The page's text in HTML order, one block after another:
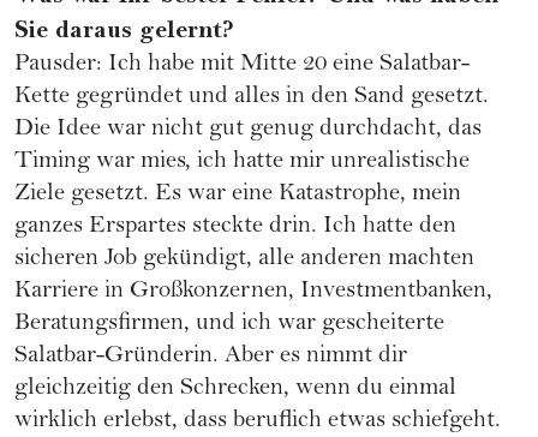
Sie daraus gelernt?
Pausder: Ich habe mit Mitte 20 eine Salatbar-
Kette gegründet und alles in den Sand gesetzt.
Die Idee war nicht gut genug durchdacht, das
Timing war mies, ich hatte mir unrealistische
Ziele gesetzt. Es war eine Katastrophe, mein
ganzes Erspartes steckte drin. Ich hatte den
sicheren Job gekündigt, alle anderen machten
Karriere in Großkonzernen, Investmentbanken,
Beratungsfirmen, und ich war gescheiterte
Salatbar-Gründerin. Aber es nimmt dir
gleichzeitig den Schrecken, wenn du einmal
wirklich erlebst, dass beruflich etwas schiefgeht.